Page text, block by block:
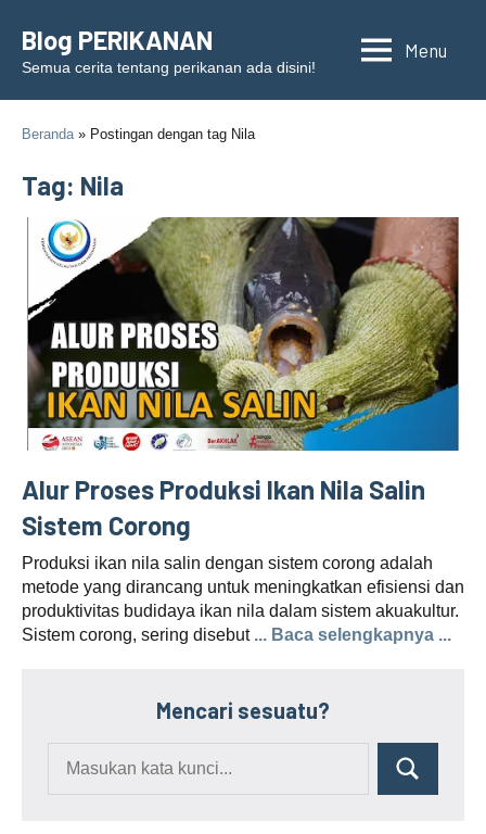
content
Blog PERIKANAN
Semua cerita tentang perikanan ada disini!
Menu
Beranda» Postingan dengan tag Nila
Tag: Nila
Alur Proses Produksi Ikan Nila Salin
Sistem Corong
Produksi ikan nila salin dengan sistem corong adalah
metode yang dirancang untuk meningkatkan efisiensi dan
produktivitas budidaya ikan nila dalam sistem akuakultur.
Sistem corong, sering disebut ... Baca selengkapnya ...
Mencari sesuatu?